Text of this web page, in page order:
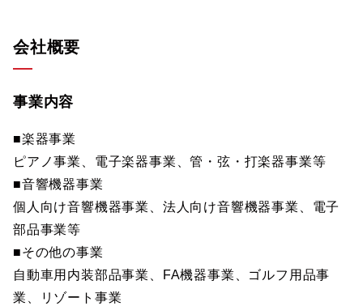
会社概要
事業内容
■楽器事業
ピアノ事業、電子楽器事業、管・弦・打楽器事業等
■音響機器事業
個人向け音響機器事業、法人向け音響機器事業、電子
部品事業等
■その他の事業
自動車用内装部品事業、FA機器事業、ゴルフ用品事
業、リゾート事業